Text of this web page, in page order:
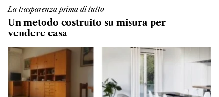
La trasparenza prima di tutto
Un metodo costruito su misura per
vendere casa